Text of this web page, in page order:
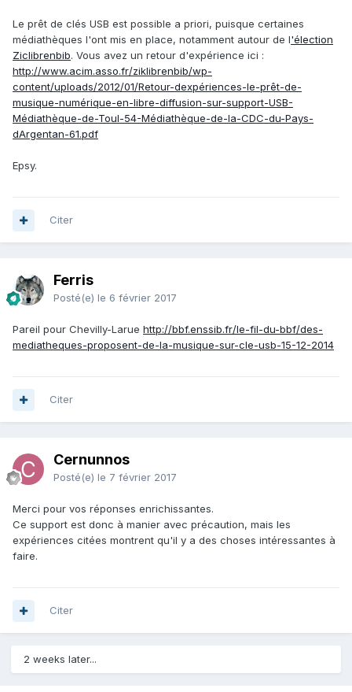
Le prêt de clés USB est possible a priori, puisque certaines
médiathèques l'ont mis en place, notamment autour de l'élection
Ziclibrenbib. Vous avez un retour d'expérience ici :
http://www.acim.asso.fr/ziklibrenbib/wp-
content/uploads/2012/01/Retour-dexpériences-le-prêt-de-
musique-numérique-en-libre-diffusion-sur-support-USB-
Médiathèque-de-Toul-54-Médiathèque-de-la-CDC-du-Pays-
dArgentan-61.pdf
Epsy.
Citer
Ferris
Posté(e) le 6 février 2017
Pareil pour Chevilly-Larue http://bbf.enssib.fr/le-fil-du-bbf/des-
mediatheques-proposent-de-la-musique-sur-cle-usb-15-12-2014
Citer
Cernunnos
Posté(e) le 7 février 2017
Merci pour vos réponses enrichissantes.
Ce support est donc à manier avec précaution, mais les
expériences citées montrent qu'il y a des choses intéressantes à
faire.
Citer
2 weeks later...